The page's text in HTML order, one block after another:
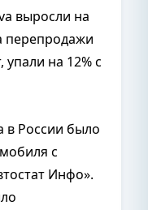
выросли на
перепродажи
на 12% с
в России было
с
Инфо».